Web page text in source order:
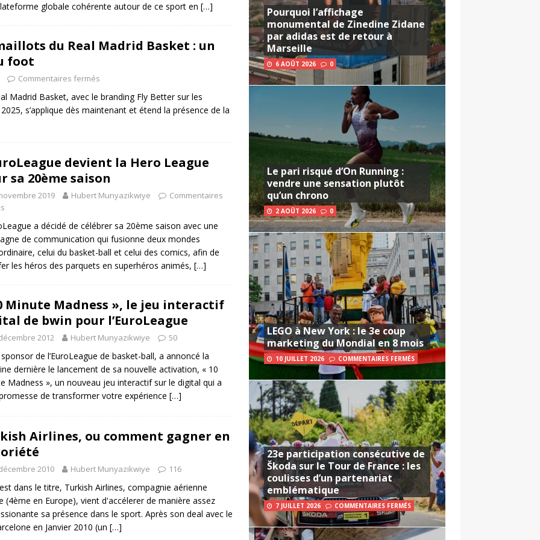
globale cohérente autour de ce sport en […]
du Real Madrid Basket : un
foot
Commentaires fermés
Madrid Basket, avec le branding Fly Better sur les
s’applique dès maintenant et étend la présence de la
devient la Hero League
sa 20ème saison
2019 Hubert Munyazikwiye
Commentaires
a décidé de célébrer sa 20ème saison avec une
de communication qui fusionne deux mondes
celui du basket-ball et celui des comics, afin de
les héros des parquets en superhéros animés, […]
Minute Madness », le jeu interactif
de bwin pour l’EuroLeague
2012 Hubert Munyazikwiye 50
de l’EuroLeague de basket-ball, a annoncé la
dernière le lancement de sa nouvelle activation, « 10
Madness », un nouveau jeu interactif sur le digital qui a
de transformer votre expérience […]
Airlines, ou comment gagner en
2010 Hubert Munyazikwiye 116
dans le titre, Turkish Airlines, compagnie aérienne
(4ème en Europe), vient d'accélerer de manière assez
sa présence dans le sport. Après son deal avec le
en Janvier 2010 (un […]
Pourquoi l’affichage
monumental de Zinedine Zidane
par adidas est de retour à
Marseille
6 AOÛT 2026 0
Le pari risqué d’On Running :
vendre une sensation plutôt
qu’un chrono
2 AOÛT 2026 0
LEGO à New York : le 3e coup
marketing du Mondial en 8 mois
10 JUILLET 2026 COMMENTAIRES FERMÉS
23e participation consécutive de
Škoda sur le Tour de France : les
coulisses d’un partenariat
emblématique
7 JUILLET 2026 COMMENTAIRES FERMÉS